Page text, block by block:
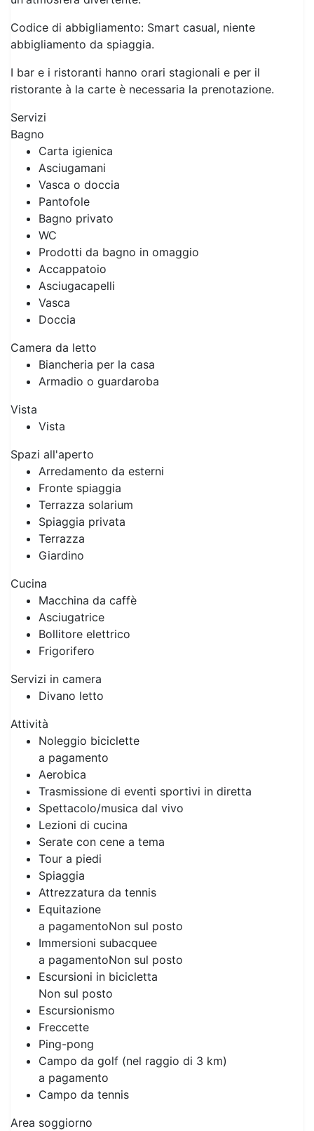
Previous
Codice di abbigliamento: Smart casual, niente
abbigliamento da spiaggia.
I bar e i ristoranti hanno orari stagionali e per il
ristorante à la carte è necessaria la prenotazione.
Servizi
Bagno
Carta igienica
Asciugamani
Vasca o doccia
Pantofole
Bagno privato
WC
Prodotti da bagno in omaggio
Accappatoio
Asciugacapelli
Vasca
Doccia
Camera da letto
Biancheria per la casa
Armadio o guardaroba
Vista
Vista
Spazi all'aperto
Arredamento da esterni
Fronte spiaggia
Terrazza solarium
Spiaggia privata
Terrazza
Giardino
Cucina
Macchina da caffè
Asciugatrice
Bollitore elettrico
Frigorifero
Servizi in camera
Divano letto
Attività
Noleggio biciclette
a pagamento
Aerobica
Trasmissione di eventi sportivi in diretta
Spettacolo/musica dal vivo
Lezioni di cucina
Serate con cene a tema
Tour a piedi
Spiaggia
Attrezzatura da tennis
Equitazione
a pagamentoNon sul posto
Immersioni subacquee
a pagamentoNon sul posto
Escursioni in bicicletta
Non sul posto
Escursionismo
Freccette
Ping-pong
Campo da golf (nel raggio di 3 km)
a pagamento
Campo da tennis
Area soggiorno